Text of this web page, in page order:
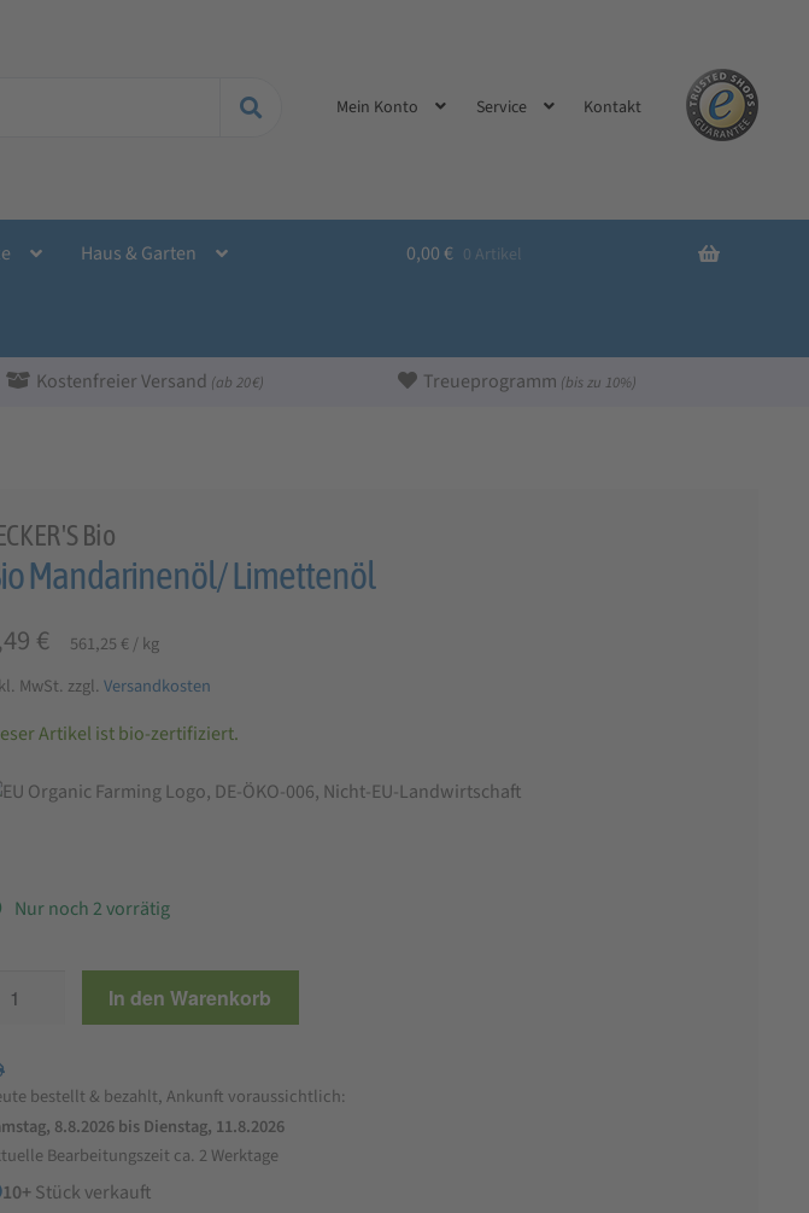
Mein Konto Service Kontakt
Haus & Garten 0,00 € 0 Artikel
Kostenfreier Versand (ab 20 €) Treueprogramm (bis zu 10%)
Bio
Mandarinenöl/ Limettenöl
€ 561,25 € /kg
MwSt. zzgl. Versandkosten
Artikel ist bio-zertifiziert.
Nur noch 2 vorrätig
In den Warenkorb
bestellt & bezahlt, Ankunft voraussichtlich:
8.8.2026 bis Dienstag, 11.8.2026
Bearbeitungszeit ca. 2 Werktage
10+Stück verkauft